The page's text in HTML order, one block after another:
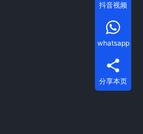
抖音视频
whatsapp
分享本页